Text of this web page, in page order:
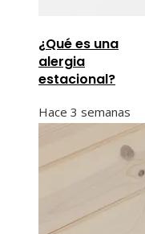
¿Qué es una
alergia
estacional?
Hace 3 semanas